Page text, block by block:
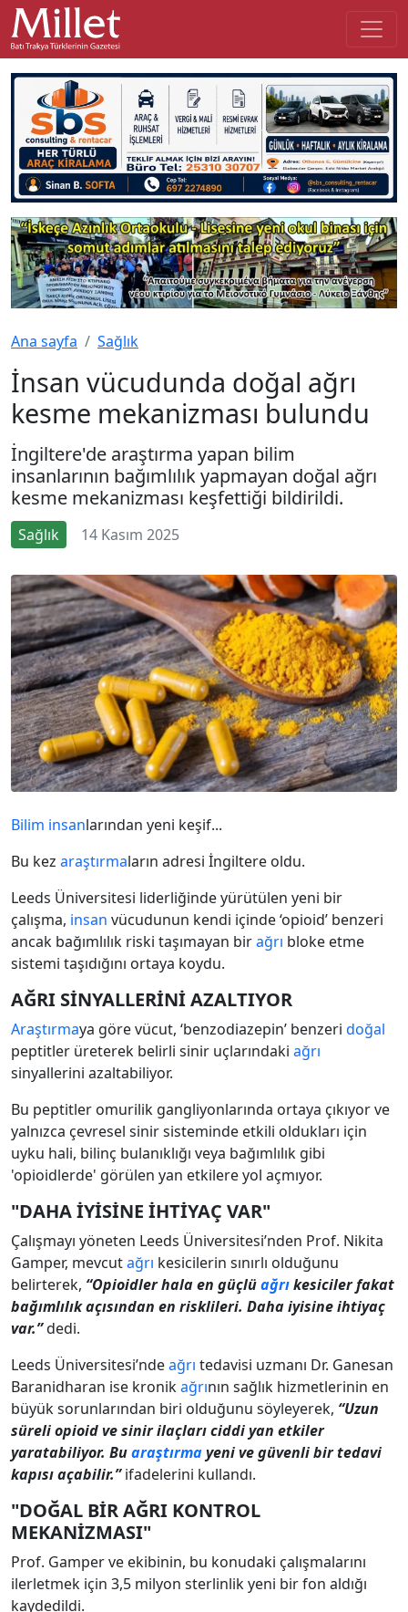
Ana sayfa Sağlık
İnsan vücudunda doğal ağrı
kesme mekanizması bulundu
İngiltere'de araştırma yapan bilim
insanlarının bağımlılık yapmayan doğal ağrı
kesme mekanizması keşfettiği bildirildi.
Sağlık 14 Kasım 2025
Bilim insanlarından yeni keşif...
Bu kez araştırmaların adresi İngiltere oldu.
Leeds Üniversitesi liderliğinde yürütülen yeni bir
çalışma, insan vücudunun kendi içinde ‘opioid’ benzeri
ancak bağımlılık riski taşımayan birağrı bloke etme
sistemi taşıdığını ortaya koydu.
AĞRI SİNYALLERİNİ AZALTIYOR
Araştırmaya göre vücut, ‘benzodiazepin’ benzeri doğal
peptitler üreterek belirli sinir uçlarındaki ağrı
sinyallerini azaltabiliyor.
Bu peptitler omurilik gangliyonlarında ortaya çıkıyor ve
yalnızca çevresel sinir sisteminde etkili oldukları için
uyku hali, bilinç bulanıklığı veya bağımlılık gibi
'opioidlerde' görülen yan etkilere yol açmıyor.
"DAHA İYİSİNE İHTİYAÇ VAR"
Çalışmayı yöneten Leeds Üniversitesi’nden Prof. Nikita
Gamper, mevcutağrı kesicilerin sınırlı olduğunu
belirterek, “Opioidler hala en güçlüağrıkesiciler fakat
bağımlılık açısından en risklileri. Daha iyisine ihtiyaç
var.”dedi.
Leeds Üniversitesi’ndeağrı tedavisi uzmanı Dr. Ganesan
Baranidharan ise kronikağrının sağlık hizmetlerinin en
büyük sorunlarından biri olduğunu söyleyerek, “Uzun
süreli opioid ve sinir ilaçları ciddi yan etkiler
yaratabiliyor. Buaraştırmayeni ve güvenli bir tedavi
kapısı açabilir.”ifadelerini kullandı.
"DOĞAL BİR AĞRI KONTROL
MEKANİZMASI"
Prof. Gamper ve ekibinin, bu konudaki çalışmalarını
ilerletmek için 3,5 milyon sterlinlik yeni bir fon aldığı
kaydedildi.